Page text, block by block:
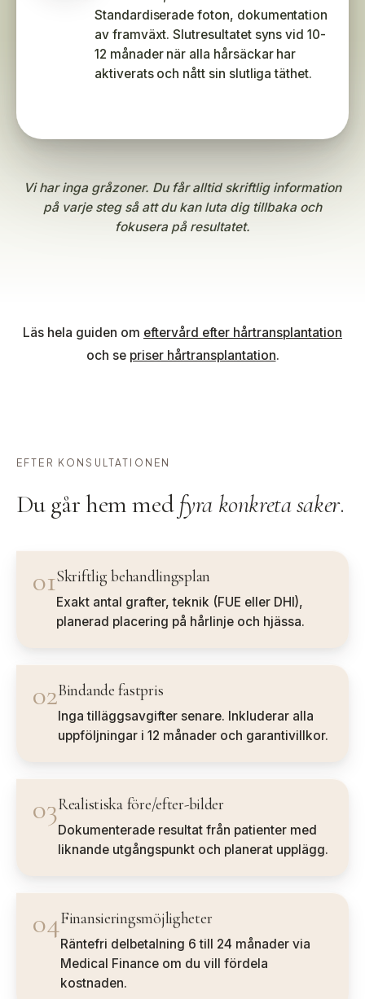
Standardiserade foton, dokumentation
av framväxt. Slutresultatet syns vid 10-
12 månader när alla hårsäckar har
aktiverats och nått sin slutliga täthet.
Vi har inga gråzoner. Du får alltid skriftlig information
på varje steg så att du kan luta dig tillbaka och
fokusera på resultatet.
Läs hela guiden om eftervård efter hårtransplantation
och se priser hårtransplantation.
EFTER KONSULTATIONEN
Du går hem medfyra konkreta saker.
01Skriftlig behandlingsplan
Exakt antal grafter, teknik (FUE eller DHI),
planerad placering på hårlinje och hjässa.
02Bindande fastpris
Inga tilläggsavgifter senare. Inkluderar alla
uppföljningar i 12 månader och garantivillkor.
03Realistiska före/efter-bilder
Dokumenterade resultat från patienter med
liknande utgångspunkt och planerat upplägg.
04Finansieringsmöjligheter
Räntefri delbetalning 6 till 24 månader via
Medical Finance om du vill fördela
kostnaden.